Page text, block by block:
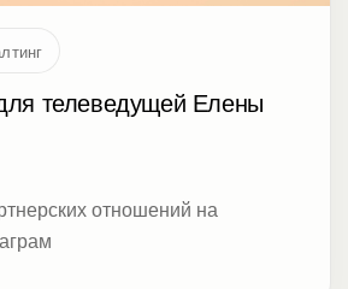
телеведущей Елены
отношений на